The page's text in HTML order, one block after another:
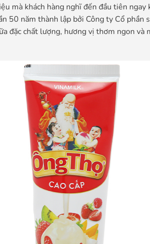
mà khách hàng nghĩ đến đầu tiên ngay
50 năm thành lập bởi Công ty Cổ phần
đặc chất lượng, hương vị thơm ngon và